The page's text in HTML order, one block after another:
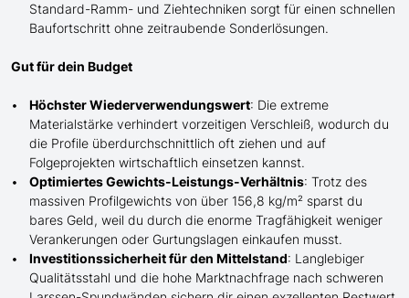
Standard-Ramm- und Ziehtechniken sorgt für einen schnellen
Baufortschritt ohne zeitraubende Sonderlösungen.
Gut für dein Budget
Höchster Wiederverwendungswert: Die extreme
Materialstärke verhindert vorzeitigen Verschleiß, wodurch du
die Profile überdurchschnittlich oft ziehen und auf
Folgeprojekten wirtschaftlich einsetzen kannst.
Optimiertes Gewichts-Leistungs-Verhältnis: Trotz des
massiven Profilgewichts von über 156,8 kg/m² sparst du
bares Geld, weil du durch die enorme Tragfähigkeit weniger
Verankerungen oder Gurtungslagen einkaufen musst.
Investitionssicherheit für den Mittelstand: Langlebiger
Qualitätsstahl und die hohe Marktnachfrage nach schweren